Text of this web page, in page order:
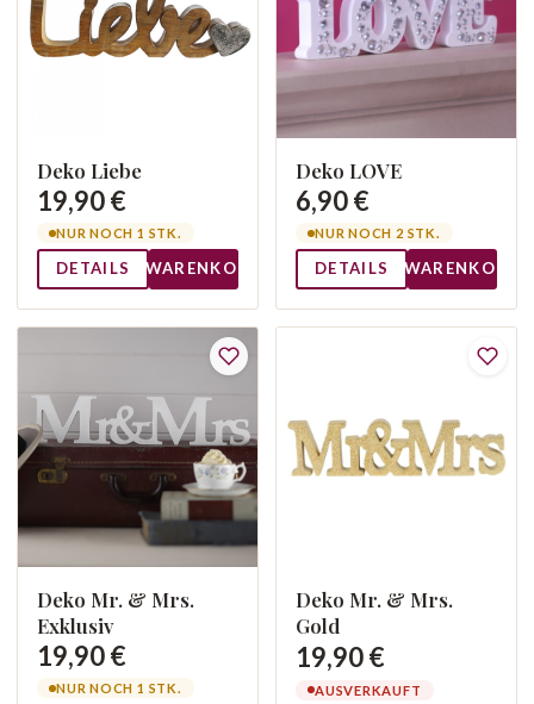
Deko Liebe
19,90 €
NUR NOCH 1 STK.
DETAILS WARENKORB
Deko LOVE
6,90 €
NUR NOCH 2 STK.
DETAILS WARENKORB
Deko Mr. & Mrs.
Exklusiv
19,90 €
NUR NOCH 1 STK.
Deko Mr. & Mrs.
Gold
19,90 €
AUSVERKAUFT